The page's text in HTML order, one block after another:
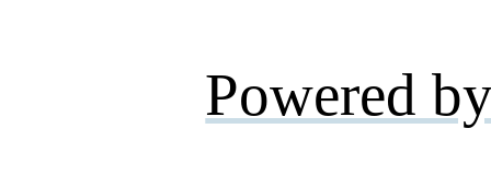
Powered